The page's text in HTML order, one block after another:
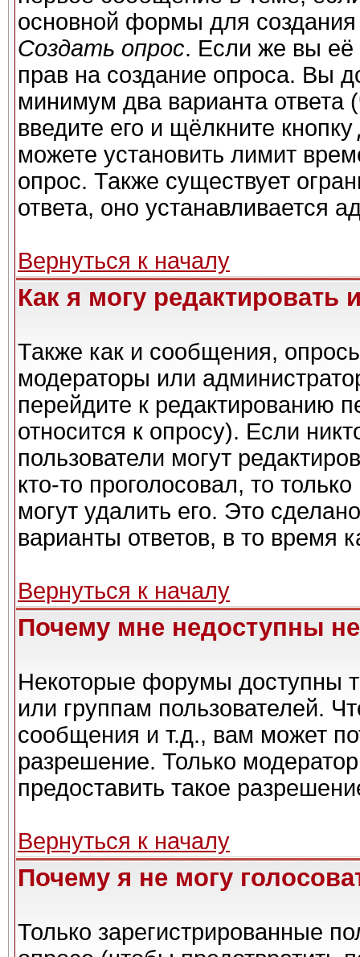
основной формы для
Создать опрос. Если же вы её
прав на создание опроса. Вы
минимум два варианта ответа
введите его и щёлкните кнопку
можете установить лимит
опрос. Также существует
ответа, оно устанавливается
Вернуться к началу
Как я могу редактировать
Также как и сообщения,
модераторы или
перейдите к редактированию
относится к опросу). Если
пользователи могут
кто-то проголосовал, то
могут удалить его. Это
варианты ответов, в то время
Вернуться к началу
Почему мне недоступны
Некоторые форумы доступны
или группам пользователей.
сообщения и т.д., вам может
разрешение. Только
предоставить такое
Вернуться к началу
Почему я не могу
Только зарегистрированные